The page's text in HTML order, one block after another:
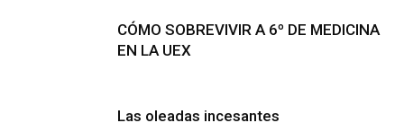
CÓMO SOBREVIVIR A 6º DE MEDICINA
EN LA UEX
Las oleadas incesantes